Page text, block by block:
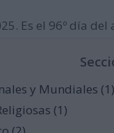
Es el 96º día
y Mundiales (1)
(1)